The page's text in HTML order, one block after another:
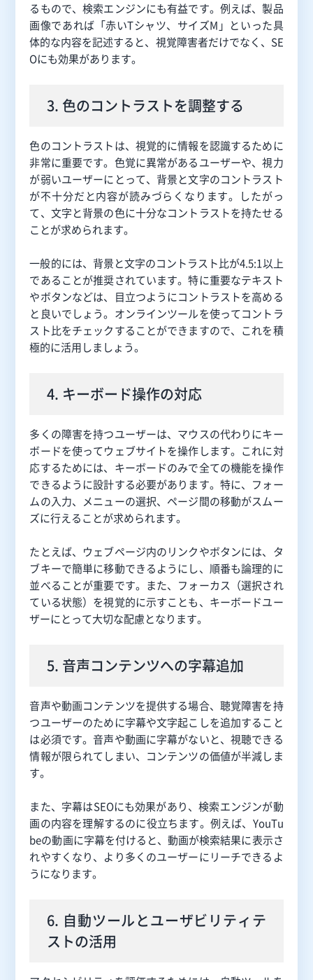
るもので、検索エンジンにも有益です。例えば、製品
画像であれば「赤いTシャツ、サイズM」といった具
体的な内容を記述すると、視覚障害者だけでなく、SE
Oにも効果があります。
3. 色のコントラストを調整する
色のコントラストは、視覚的に情報を認識するために
非常に重要です。色覚に異常があるユーザーや、視力
が弱いユーザーにとって、背景と文字のコントラスト
が不十分だと内容が読みづらくなります。したがっ
て、文字と背景の色に十分なコントラストを持たせる
ことが求められます。
一般的には、背景と文字のコントラスト比が4.5:1以上
であることが推奨されています。特に重要なテキスト
やボタンなどは、目立つようにコントラストを高める
と良いでしょう。オンラインツールを使ってコントラ
スト比をチェックすることができますので、これを積
極的に活用しましょう。
4. キーボード操作の対応
多くの障害を持つユーザーは、マウスの代わりにキー
ボードを使ってウェブサイトを操作します。これに対
応するためには、キーボードのみで全ての機能を操作
できるように設計する必要があります。特に、フォー
ムの入力、メニューの選択、ページ間の移動がスムー
ズに行えることが求められます。
たとえば、ウェブページ内のリンクやボタンには、タ
ブキーで簡単に移動できるようにし、順番も論理的に
並べることが重要です。また、フォーカス（選択され
ている状態）を視覚的に示すことも、キーボードユー
ザーにとって大切な配慮となります。
5. 音声コンテンツへの字幕追加
音声や動画コンテンツを提供する場合、聴覚障害を持
つユーザーのために字幕や文字起こしを追加すること
は必須です。音声や動画に字幕がないと、視聴できる
情報が限られてしまい、コンテンツの価値が半減しま
す。
また、字幕はSEOにも効果があり、検索エンジンが動
画の内容を理解するのに役立ちます。例えば、YouTu
beの動画に字幕を付けると、動画が検索結果に表示さ
れやすくなり、より多くのユーザーにリーチできるよ
うになります。
6. 自動ツールとユーザビリティテ
ストの活用